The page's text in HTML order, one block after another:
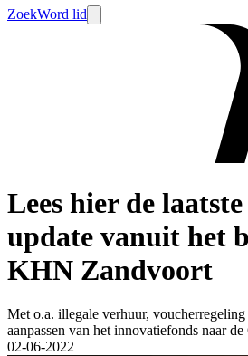
ZoekWord lid
Lees hier de
update vanuit het
KHN Zandvoort
Met o.a. illegale verhuur, voucherregeling
aanpassen van het innovatiefonds naar
02-06-2022